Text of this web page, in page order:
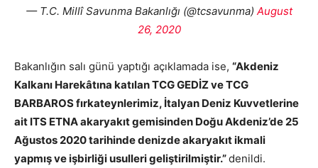
— T.C. Millî Savunma Bakanlığı (@tcsavunma) August
26, 2020
Bakanlığın salı günü yaptığı açıklamada ise, “Akdeniz
Kalkanı Harekâtına katılan TCG GEDİZ ve TCG
BARBAROS fırkateynlerimiz, İtalyan Deniz Kuvvetlerine
ait ITS ETNA akaryakıt gemisinden Doğu Akdeniz’de 25
Ağustos 2020 tarihinde denizde akaryakıt ikmali
yapmış ve işbirliği usulleri geliştirilmiştir.”denildi.